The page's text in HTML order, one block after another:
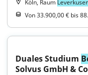
Köln, Raum
Von 33.900,00 € bis
Duales Studium
Solvus GmbH &